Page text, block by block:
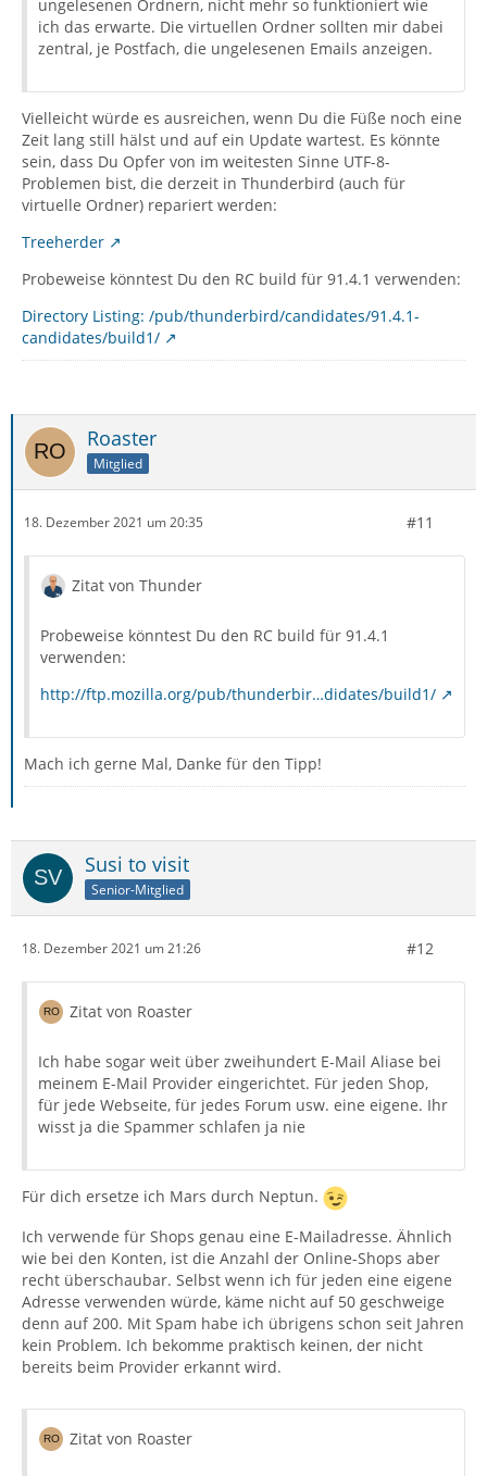
ungelesenen Ordnern, nicht mehr so funktioniert wie
ich das erwarte. Die virtuellen Ordner sollten mir dabei
zentral, je Postfach, die ungelesenen Emails anzeigen.
Vielleicht würde es ausreichen, wenn Du die Füße noch eine
Zeit lang still hälst und auf ein Update wartest. Es könnte
sein, dass Du Opfer von im weitesten Sinne UTF-8-
Problemen bist, die derzeit in Thunderbird (auch für
virtuelle Ordner) repariert werden:
Treeherder
Probeweise könntest Du den RC build für 91.4.1 verwenden:
Directory Listing: /pub/thunderbird/candidates/91.4.1-
candidates/build1/
Roaster
Mitglied
18. Dezember 2021 um 20:35 #11
Zitat von Thunder
Probeweise könntest Du den RC build für 91.4.1
verwenden:
http://ftp.mozilla.org/pub/thunderbir…didates/build1/
Mach ich gerne Mal, Danke für den Tipp!
Susi to visit
Senior-Mitglied
18. Dezember 2021 um 21:26 #12
Zitat von Roaster
Ich habe sogar weit über zweihundert E-Mail Aliase bei
meinem E-Mail Provider eingerichtet. Für jeden Shop,
für jede Webseite, für jedes Forum usw. eine eigene. Ihr
wisst ja die Spammer schlafen ja nie
Für dich ersetze ich Mars durch Neptun.
Ich verwende für Shops genau eine E-Mailadresse. Ähnlich
wie bei den Konten, ist die Anzahl der Online-Shops aber
recht überschaubar. Selbst wenn ich für jeden eine eigene
Adresse verwenden würde, käme nicht auf 50 geschweige
denn auf 200. Mit Spam habe ich übrigens schon seit Jahren
kein Problem. Ich bekomme praktisch keinen, der nicht
bereits beim Provider erkannt wird.
Zitat von Roaster